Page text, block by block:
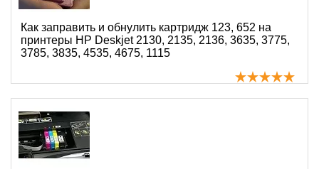
Как заправить и обнулить картридж 123, 652 на
принтеры HP Deskjet 2130, 2135, 2136, 3635, 3775,
3785, 3835, 4535, 4675, 1115